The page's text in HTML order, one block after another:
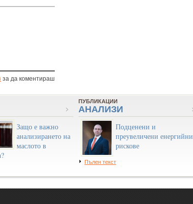
за да коментираш
Защо е важно
анализирането на
маслото в
ПУБЛИКАЦИИ
АНАЛИЗИ
Подценени и
преувеличени енергийни
рискове
Пълен текст